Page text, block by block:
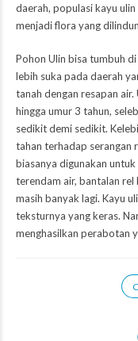
daerah, populasi kayu
menjadi flora yang
Pohon Ulin bisa tumbuh
lebih suka pada daerah
tanah dengan resapan
hingga umur 3 tahun,
sedikit demi sedikit.
tahan terhadap serangan
biasanya digunakan
terendam air, bantalan
masih banyak lagi. Kayu
teksturnya yang keras.
menghasilkan perabotan